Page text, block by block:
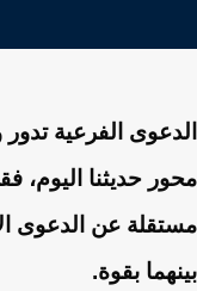
الدعوى الفرعية
محور حديثنا
مستقلة عن الدعوى
بينهما بقوة.